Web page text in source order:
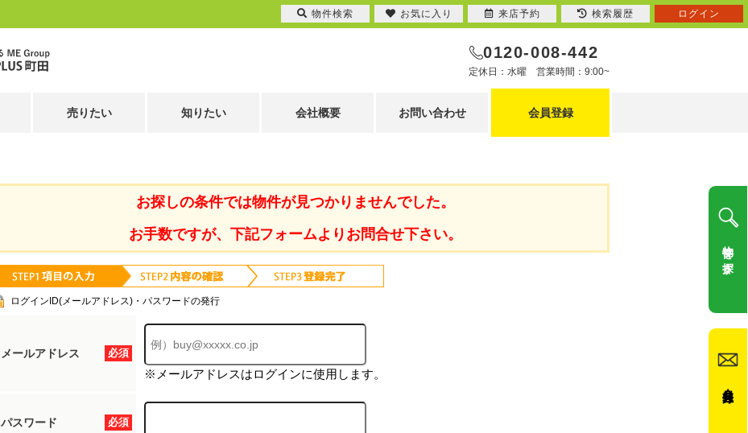
0120-008-442
定休日：水曜 営業時間：9:00~
売りたい 知りたい 会社概要 お問い合わせ 会員登録
お探しの条件では物件が見つかりませんでした。
お手数ですが、下記フォームよりお問合せ下さい。
ログインID(メールアドレス)・パスワードの発行
必須
メールアドレス
※メールアドレスはログインに使用します。
必須
パスワード
物件検索 お気に入り 来店予約 検索履歴 ログイン
物件を探す